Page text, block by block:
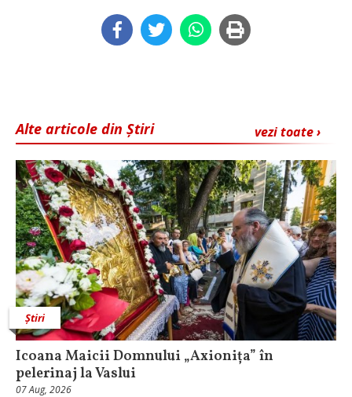
vezi toate ›
Alte articole din Știri
Știri
Icoana Maicii Domnului „Axionița” în
pelerinaj la Vaslui
07 Aug, 2026